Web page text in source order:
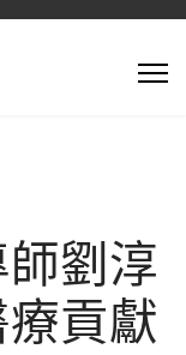
劉淳
貢獻